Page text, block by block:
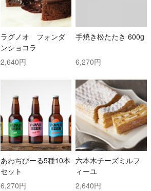
ラグノオ フォンダ
ンショコラ
2,640円
手焼き松たたき 600g
6,270円
あわぢびーる5種10本
セット
6,270円
六本木チーズミルフ
ィーユ
2,640円